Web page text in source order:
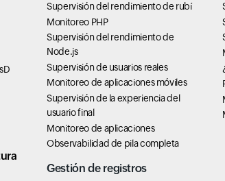
Supervisión del rendimiento de rubí
Monitoreo PHP
Supervisión del rendimiento de
Node.js
Supervisión de usuarios reales
Monitoreo de aplicaciones móviles
Supervisión de la experiencia del
usuario final
Monitoreo de aplicaciones
Observabilidad de pila completa
Gestión de registros